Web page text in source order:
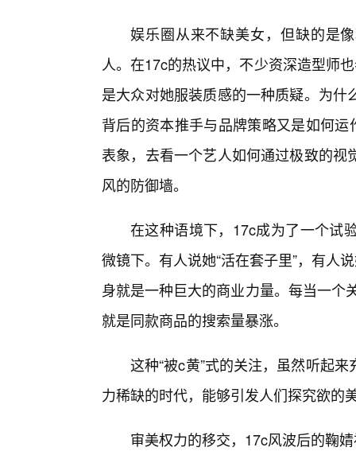
娱乐圈从来不缺美女，但缺的是
人。在17c的热议中，不少资深造型师
是大众对她服装质感的一种质疑。为
背后的资本推手与品牌策略又是如何
表象，去看一个艺人如何通过极致的
风的防御墙。
在这种语境下，17c成为了一个试
微镜下。有人说她“活在套子里”，有人
身就是一种巨大的商业力量。每当一个
就是同款商品的搜索量暴涨。
这种“被c黄”式的关注，虽然听起
力稀缺的时代，能够引发人们探究欲的
审美权力的移交，17c风波后的鞠